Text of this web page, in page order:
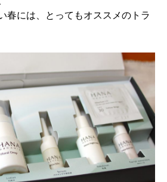
春には、とってもオススメのトラ